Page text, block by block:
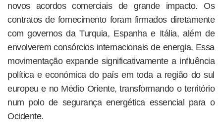
novos acordos comerciais de grande impacto. Os
contratos de fornecimento foram firmados diretamente
com governos da Turquia, Espanha e Itália, além de
envolverem consórcios internacionais de energia. Essa
movimentação expande significativamente a influência
política e económica do país em toda a região do sul
europeu e no Médio Oriente, transformando o território
num polo de segurança energética essencial para o
Ocidente.